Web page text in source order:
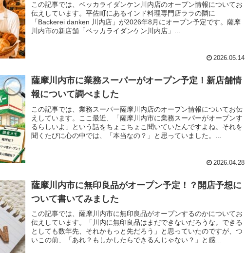
この記事では、ベッカライダンケン川内店のオープン情報についてお
伝えしています。平佐町にあるインド料理専門店ララの隣に
「Backerei danken 川内店」が2026年8月にオープン予定です。薩摩
川内市の新店舗「ベッカライダンケン川内店」...
2026.05.14
薩摩川内市に業務スーパーがオープン予定！新店舗情
報について調べました
この記事では、業務スーパー薩摩川内店のオープン情報についてお伝
えしています。ここ最近、「薩摩川内市に業務スーパーがオープンす
るらしいよ」という話をちょこちょこ聞いていたんですよね。それを
聞くたびに心の中では、「本当なの？」と思っていました。...
2026.04.28
薩摩川内市に無印良品がオープン予定！？開店予想に
ついて書いてみました
この記事では、薩摩川内市に無印良品がオープンするのかについてお
伝えしています。「川内に無印良品はまだできないだろうな。できる
としても数年先、それかもっと先だろう」と思っていたのですが、つ
いこの前、「あれ？もしかしたらできるんじゃない？」と感...